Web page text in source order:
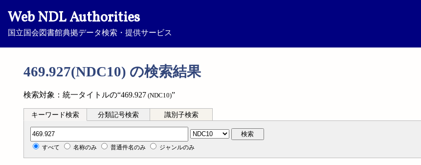
Web NDL Authorities
国立国会図書館典拠データ検索・提供サービス
469.927(NDC10) の検索結果
検索対象：統一タイトルの“469.927 (NDC10)”
キーワード検索 分類記号検索 識別子検索
分類記号検索 検索
すべて 名称のみ 普通件名のみ ジャンルのみ